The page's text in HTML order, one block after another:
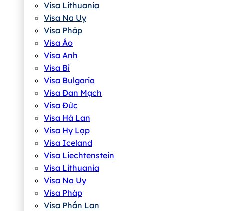
Visa Lithuania
Visa Na Uy
Visa Pháp
Visa Áo
Visa Anh
Visa Bỉ
Visa Bulgaria
Visa Đan Mạch
Visa Đức
Visa Hà Lan
Visa Hy Lạp
Visa Iceland
Visa Liechtenstein
Visa Lithuania
Visa Na Uy
Visa Pháp
Visa Phần Lan